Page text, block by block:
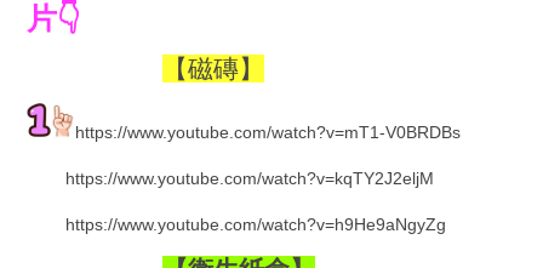
片👇
【磁磚】
https://www.youtube.com/watch?v=mT1-V0BRDBs
https://www.youtube.com/watch?v=kqTY2J2eljM
https://www.youtube.com/watch?v=h9He9aNgyZg